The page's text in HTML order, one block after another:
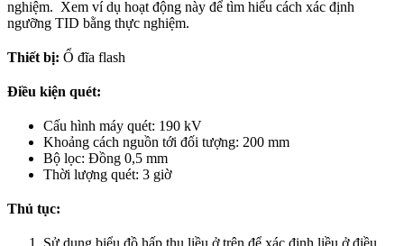
nghiệm. Xem ví dụ hoạt động này để tìm hiểu cách xác định
ngưỡng TID bằng thực nghiệm.
Thiết bị: Ổ đĩa flash
Điều kiện quét:
Cấu hình máy quét: 190 kV
Khoảng cách nguồn tới đối tượng: 200 mm
Bộ lọc: Đồng 0,5 mm
Thời lượng quét: 3 giờ
Thủ tục: